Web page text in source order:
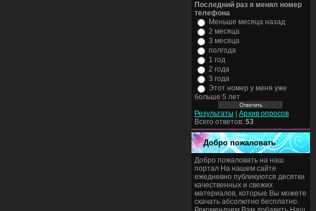
Последний раз я менял номер
телефона
Меньше месяца назад
2 месяца
3 месяца
полгода
1 год
2 года
3 года
Этот номер у меня уже
больше 5 лет
Результаты
Архив опросов
Всего ответов: 53
Добро пожаловать
Добро пожаловать на наш
портал На нашем сайте
ежедневно публикуются десятки
качественных и свежих
материалов, которые Вы можете
скачать абсолютно бесплатно.